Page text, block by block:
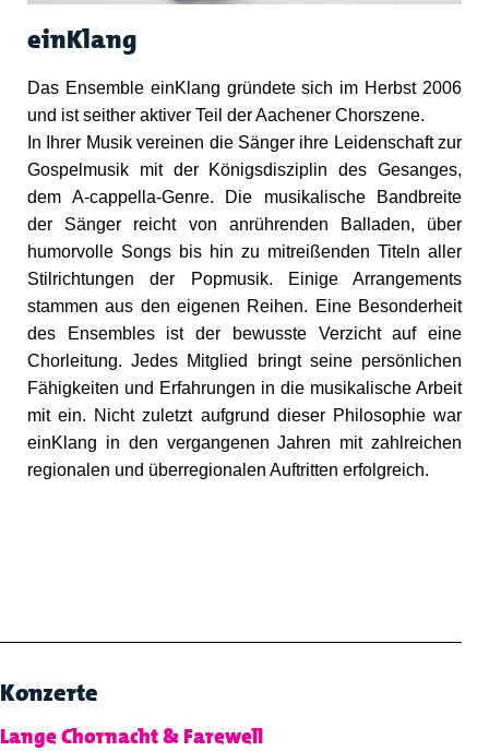
einKlang
Das Ensemble einKlang gründete sich im Herbst 2006
und ist seither aktiver Teil der Aachener Chorszene.
In Ihrer Musik vereinen die Sänger ihre Leidenschaft zur
Gospelmusik mit der Königsdisziplin des Gesanges,
dem A-cappella-Genre. Die musikalische Bandbreite
der Sänger reicht von anrührenden Balladen, über
humorvolle Songs bis hin zu mitreißenden Titeln aller
Stilrichtungen der Popmusik. Einige Arrangements
stammen aus den eigenen Reihen. Eine Besonderheit
des Ensembles ist der bewusste Verzicht auf eine
Chorleitung. Jedes Mitglied bringt seine persönlichen
Fähigkeiten und Erfahrungen in die musikalische Arbeit
mit ein. Nicht zuletzt aufgrund dieser Philosophie war
einKlang in den vergangenen Jahren mit zahlreichen
regionalen und überregionalen Auftritten erfolgreich.
Konzerte
Lange Chornacht & Farewell